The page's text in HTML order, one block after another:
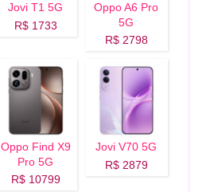
Jovi T1 5G
R$ 1733
Oppo A6 Pro
5G
R$ 2798
Oppo Find X9
Pro 5G
R$ 10799
Jovi V70 5G
R$ 2879